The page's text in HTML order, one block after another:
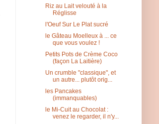
Riz au Lait velouté à la
Réglisse
l'Oeuf Sur Le Plat sucré
le Gâteau Moelleux à ... ce
que vous voulez !
Petits Pots de Crème Coco
(façon La Laitière)
Un crumble "classique", et
un autre... plutôt orig...
les Pancakes
(immanquables)
le Mi-Cuit au Chocolat :
venez le regarder, il n'y...